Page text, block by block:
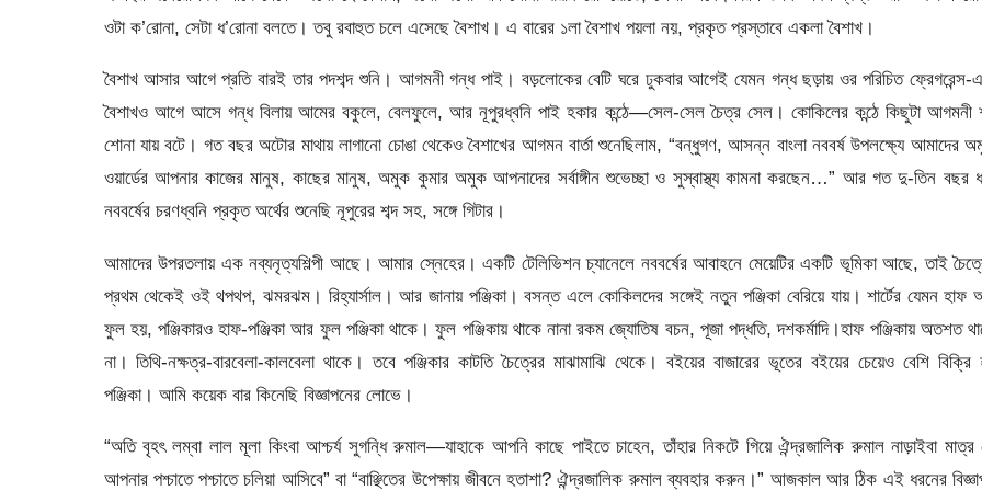
ওটা ক’রোনা, সেটা ধ’রোনা বলতে। তবু রবাহুত চলে এসেছে বৈশাখ। এ বারের ১লা বৈশাখ পয়লা নয়, প্রকৃত প্রস্তাবে একলা বৈশাখ।
বৈশাখ আসার আগে প্রতি বারই তার পদশব্দ শুনি। আগমনী গন্ধ পাই। বড়লোকের বেটি ঘরে ঢুকবার আগেই যেমন গন্ধ ছড়ায় ওর পরিচিত ফ্রেগরেন্স-
বৈশাখও আগে আসে গন্ধ বিলায় আমের বকুলে, বেলফুলে, আর নূপুরধ্বনি পাই হকার কন্ঠে—সেল-সেল চৈত্র সেল। কোকিলের কন্ঠে কিছুটা আগমনী
শোনা যায় বটে। গত বছর অটোর মাথায় লাগানো চোঙা থেকেও বৈশাখের আগমন বার্তা শুনেছিলাম, “বন্ধুগণ, আসন্ন বাংলা নববর্ষ উপলক্ষ্যে আমাদের
ওয়ার্ডের আপনার কাজের মানুষ, কাছের মানুষ, অমুক কুমার অমুক আপনাদের সর্বাঙ্গীন শুভেচ্ছা ও সুস্বাস্থ্য কামনা করছেন…” আর গত দু-তিন বছর
নববর্ষের চরণধ্বনি প্রকৃত অর্থের শুনেছি নূপুরের শব্দ সহ, সঙ্গে গিটার।
আমাদের উপরতলায় এক নব্যনৃত্যশিল্পী আছে। আমার স্নেহের। একটি টেলিভিশন চ্যানেলে নববর্ষের আবাহনে মেয়েটির একটি ভূমিকা আছে, তাই
প্রথম থেকেই ওই থপথপ, ঝমরঝম। রিহ্যার্সাল। আর জানায় পঞ্জিকা। বসন্ত এলে কোকিলদের সঙ্গেই নতুন পঞ্জিকা বেরিয়ে যায়। শার্টের যেমন হাফ
ফুল হয়, পঞ্জিকারও হাফ-পঞ্জিকা আর ফুল পঞ্জিকা থাকে। ফুল পঞ্জিকায় থাকে নানা রকম জ্যোতিষ বচন, পূজা পদ্ধতি, দশকর্মাদি।হাফ পঞ্জিকায় অতশত
না। তিথি-নক্ষত্র-বারবেলা-কালবেলা থাকে। তবে পঞ্জিকার কাটতি চৈত্রের মাঝামাঝি থেকে। বইয়ের বাজারের ভূতের বইয়ের চেয়েও বেশি বিক্রি
পঞ্জিকা। আমি কয়েক বার কিনেছি বিজ্ঞাপনের লোভে।
“অতি বৃহৎ লম্বা লাল মূলা কিংবা আশ্চর্য সুগন্ধি রুমাল—যাহাকে আপনি কাছে পাইতে চাহেন, তাঁহার নিকটে গিয়ে ঐন্দ্রজালিক রুমাল নাড়াইবা মাত্র
আপনার পশ্চাতে পশ্চাতে চলিয়া আসিবে” বা “বাঞ্ছিতের উপেক্ষায় জীবনে হতাশা? ঐন্দ্রজালিক রুমাল ব্যবহার করুন।” আজকাল আর ঠিক এই ধরনের